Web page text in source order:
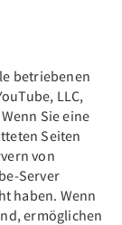
betriebenen
LLC,
Sie eine
Seiten
von
Server
haben. Wenn
ermöglichen